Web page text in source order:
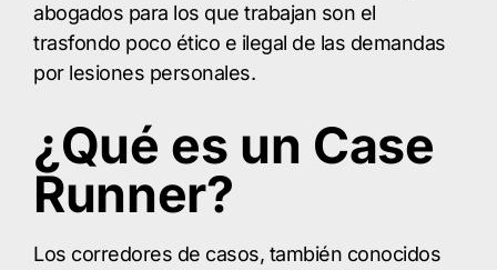
abogados para los que trabajan son el
trasfondo poco ético e ilegal de las demandas
por lesiones personales.
¿Qué es un Case
Runner?
Los corredores de casos, también conocidos